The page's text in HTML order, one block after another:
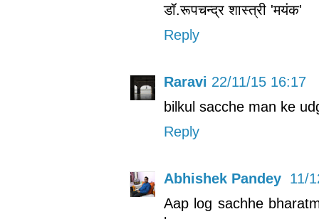
डॉ.रूपचन्द्र शास्त्री 'मयंक'
Reply
Raravi 22/11/15 16:17
bilkul sacche man ke
Reply
Abhishek Pandey 11/
Aap log sachhe